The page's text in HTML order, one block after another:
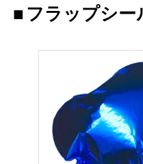
フラップシー